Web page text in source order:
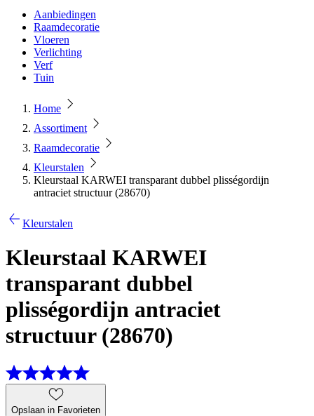
Aanbiedingen
Raamdecoratie
Vloeren
Verlichting
Verf
Tuin
Home
Assortiment
Raamdecoratie
Kleurstalen
Kleurstaal KARWEI transparant dubbel plisségordijn
antraciet structuur (28670)
Kleurstalen
Kleurstaal KARWEI
transparant dubbel
plisségordijn antraciet
structuur (28670)
Opslaan in Favorieten